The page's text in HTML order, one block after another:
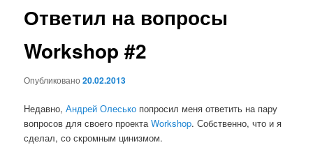
Ответил на вопросы
Workshop #2
Опубликовано20.02.2013
Недавно,Андрей Олесько попросил меня ответить на пару
вопросов для своего проектаWorkshop. Собственно, что и я
сделал, со скромным цинизмом.